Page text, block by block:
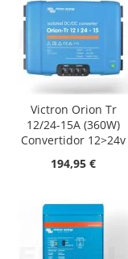
Victron Orion Tr
12/24-15A (360W)
Convertidor 12>24v
194,95 €